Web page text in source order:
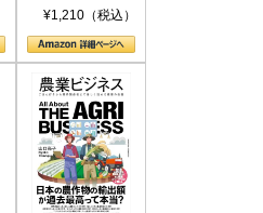
レクト S 039)
¥1,210（税込）